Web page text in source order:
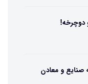
دوچرخه!
صنایع و معادن